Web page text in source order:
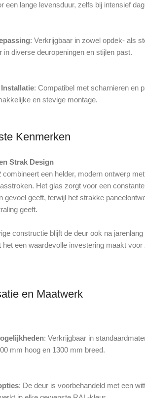
een lange levensduur, zelfs bij intensief
: Verkrijgbaar in zowel opdek- als
in diverse deuropeningen en stijlen past.
: Compatibel met scharnieren en
en stevige montage.
Kenmerken
Strak Design
combineert een helder, modern ontwerp
Het glas zorgt voor een
gevoel geeft, terwijl het strakke
geeft.
constructie blijft de deur ook na jarenlang
het een waardevolle investering maakt voor
en Maatwerk
: Verkrijgbaar in
mm hoog en 1300 mm breed.
: De deur is voorbehandeld met een